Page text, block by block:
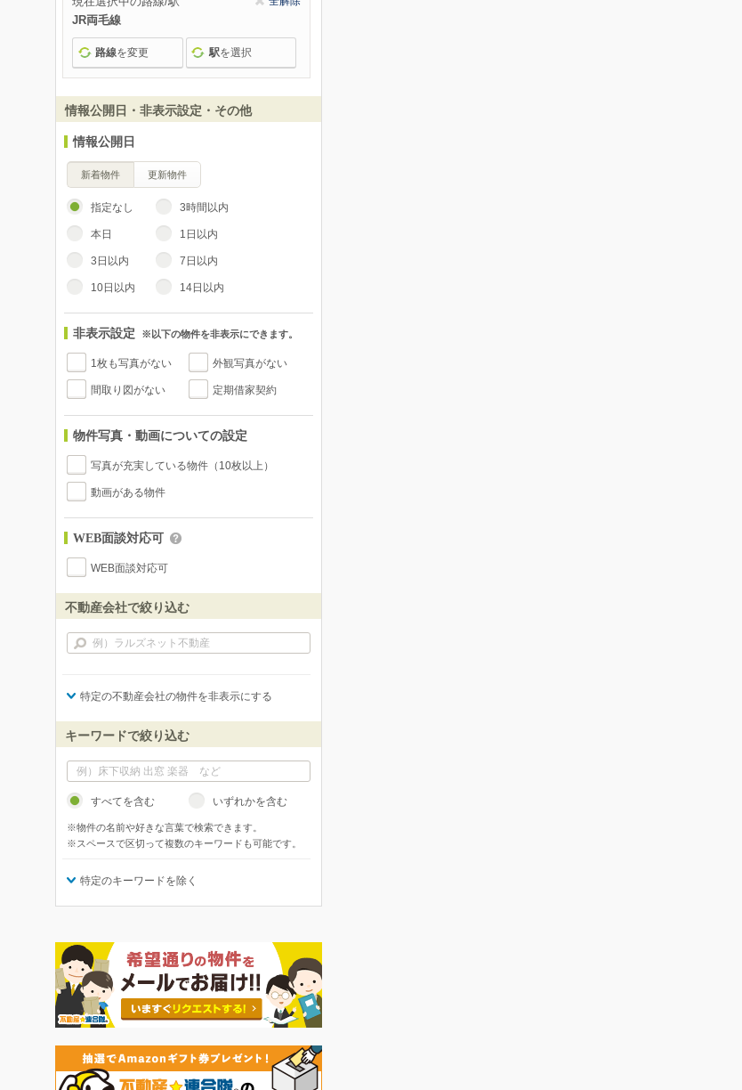
JR両毛線
路線を変更 駅を選択
情報公開日・非表示設定・その他
情報公開日
新着物件 更新物件
指定なし 3時間以内
本日 1日以内
3日以内 7日以内
10日以内 14日以内
非表示設定 ※以下の物件を非表示にできます。
1枚も写真がない 外観写真がない
間取り図がない 定期借家契約
物件写真・動画についての設定
写真が充実している物件（10枚以上）
動画がある物件
WEB面談対応可
WEB面談対応可
不動産会社で絞り込む
特定の不動産会社の物件を非表示にする
キーワードで絞り込む
すべてを含む いずれかを含む
※物件の名前や好きな言葉で検索できます。
※スペースで区切って複数のキーワードも可能です。
特定のキーワードを除く